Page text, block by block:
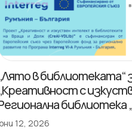
в библиотеката“
с
12, 2026